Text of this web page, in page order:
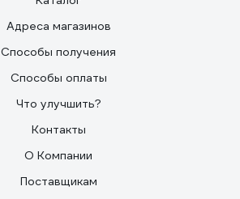
Адреса магазинов
Способы получения
Способы оплаты
Что улучшить?
Контакты
О Компании
Поставщикам